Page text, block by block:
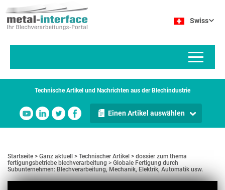
zum
Inhalt
Swiss
Technische Artikel und Nachrichten aus der Blechindustrie
Einen Artikel auswählen
Startseite Ganz aktuell Technischer Artikel
dossier zum thema
fertigungsbetriebe blechverarbeitung
Globale Fertigung durch
Subunternehmen: Blechverarbeitung, Mechanik, Elektrik, Automatik usw.